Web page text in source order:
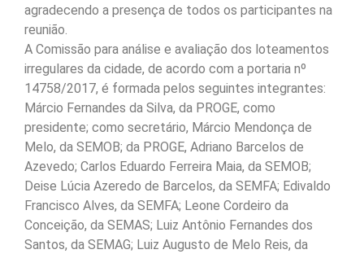
agradecendo a presença de todos os participantes na
reunião.
A Comissão para análise e avaliação dos loteamentos
irregulares da cidade, de acordo com a portaria nº
14758/2017, é formada pelos seguintes integrantes:
Márcio Fernandes da Silva, da PROGE, como
presidente; como secretário, Márcio Mendonça de
Melo, da SEMOB; da PROGE, Adriano Barcelos de
Azevedo; Carlos Eduardo Ferreira Maia, da SEMOB;
Deise Lúcia Azeredo de Barcelos, da SEMFA; Edivaldo
Francisco Alves, da SEMFA; Leone Cordeiro da
Conceição, da SEMAS; Luiz Antônio Fernandes dos
Santos, da SEMAG; Luiz Augusto de Melo Reis, da